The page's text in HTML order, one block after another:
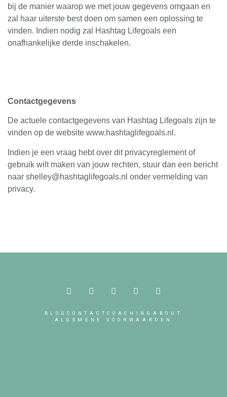
bij de manier waarop we met jouw gegevens omgaan en
zal haar uiterste best doen om samen een oplossing te
vinden. Indien nodig zal Hashtag Lifegoals een
onafhankelijke derde inschakelen.
Contactgegevens
De actuele contactgegevens van Hashtag Lifegoals zijn te
vinden op de website www.hashtaglifegoals.nl.
Indien je een vraag hebt over dit privacyreglement of
gebruik wilt maken van jouw rechten, stuur dan een bericht
naar shelley@hashtaglifegoals.nl onder vermelding van
privacy.
BLOGCONTACTCOACHING
ABOUT
ALGEMENE VOORWAARDEN